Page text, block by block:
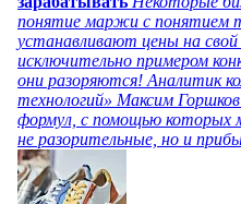
понятие маржи с понятием
устанавливают цены на свой
исключительно примером
они разоряются! Аналитик
технологий» Максим
формул, с помощью которых
не разорительные, но и